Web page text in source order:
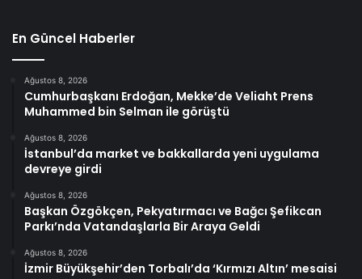
En Güncel Haberler
Ağustos 8, 2026
Cumhurbaşkanı Erdoğan, Mekke’de Veliaht Prens
Muhammed bin Selman ile görüştü
Ağustos 8, 2026
İstanbul’da market ve bakkallarda yeni uygulama
devreye girdi
Ağustos 8, 2026
Başkan Özgökçen, Pekyatırmacı ve Bağcı Şefikcan
Parkı’nda Vatandaşlarla Bir Araya Geldi
Ağustos 8, 2026
İzmir Büyükşehir’den Torbalı’da ‘Kırmızı Altın’ mesaisi